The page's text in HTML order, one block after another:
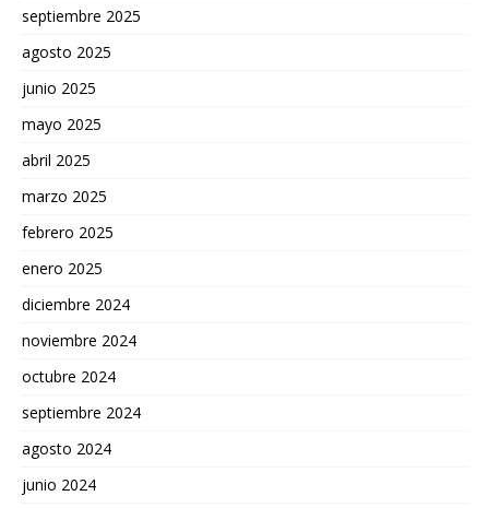
septiembre 2025
agosto 2025
junio 2025
mayo 2025
abril 2025
marzo 2025
febrero 2025
enero 2025
diciembre 2024
noviembre 2024
octubre 2024
septiembre 2024
agosto 2024
junio 2024